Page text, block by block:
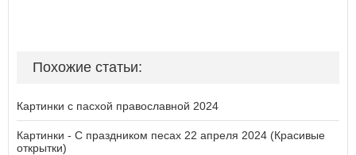
Похожие статьи:
Картинки с пасхой православной 2024
Картинки - С праздником песах 22 апреля 2024 (Красивые
открытки)